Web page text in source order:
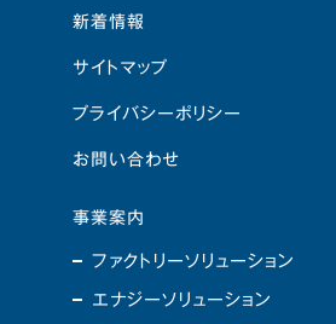
事業案内
ファクトリーソリューション
エナジーソリューション
新着情報
サイトマップ
プライバシーポリシー
お問い合わせ